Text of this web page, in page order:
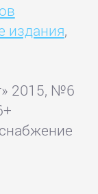
издания,
2015, №6